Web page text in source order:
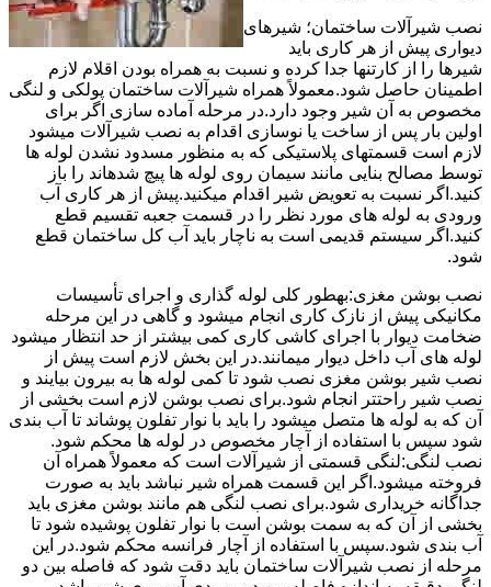
نصب شیرآلات ساختمان؛ شیرهای
دیواری پیش از هر کاری باید
شیرها را از کارتنها جدا کرده و نسبت به همراه بودن اقلام لازم
اطمینان حاصل شود.معمولاً همراه شیرآلات ساختمان پولکی و لنگی
مخصوص به آن شیر وجود دارد.در مرحله آماده سازی اگر برای
اولین بار پس از ساخت یا نوسازی اقدام به نصب شیرآلات میشود
لازم است قسمتهای پلاستیکی که به منظور مسدود نشدن لوله ها
توسط مصالح بنایی مانند سیمان روی لوله ها پیچ شدهاند را باز
کنید.اگر نسبت به تعویض شیر اقدام میکنید.پیش از هر کاری آب
ورودی به لوله های مورد نظر را در قسمت جعبه تقسیم قطع
کنید.اگر سیستم قدیمی است به ناچار باید آب کل ساختمان قطع
شود.
نصب بوشن مغزی:بهطور کلی لوله گذاری و اجرای تأسیسات
مکانیکی پیش از نازک کاری انجام میشود و گاهی در این مرحله
ضخامت دیوار با اجرای کاشی کاری کمی بیشتر از حد انتظار میشود
لوله های آب داخل دیوار میمانند.در این بخش لازم است پیش از
نصب شیر بوشن مغزی نصب شود تا کمی لوله ها به بیرون بیایند و
نصب شیر راحتتر انجام شود.برای نصب بوشن لازم است بخشی از
آن که به لوله ها متصل میشود را باید با نوار تفلون پوشاند تا آب بندی
شود سپس با استفاده از آچار مخصوص در لوله ها محکم شود.
نصب لنگی:لنگی قسمتی از شیرآلات است که معمولاً همراه آن
فروخته میشود.اگر این قسمت همراه شیر نباشد باید به صورت
جداگانه خریداری شود.برای نصب لنگی هم مانند بوشن مغزی باید
بخشی از آن که به سمت بوشن است با نوار تفلون پوشیده شود تا
آب بندی شود.سپس با استفاده از آچار فرانسه محکم شود.در این
مرحله از نصب شیرآلات ساختمان باید دقت شود که فاصله بین دو